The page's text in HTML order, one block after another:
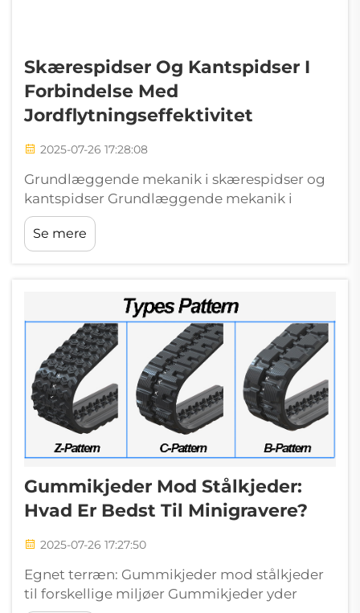
Skærespidser Og Kantspidser I
Forbindelse Med
Jordflytningseffektivitet
2025-07-26 17:28:08
Grundlæggende mekanik i skærespidser og
kantspidser Grundlæggende mekanik i
skærespidser og kantspidser bestemmer,
hvordan udstyr til jordflytning interagerer
med udfordrende materialer. Kantgeometri
Se mere
Gummikjeder Mod Stålkjeder:
Hvad Er Bedst Til Minigravere?
2025-07-26 17:27:50
Egnet terræn: Gummikjeder mod stålkjeder
til forskellige miljøer Gummikjeder yder